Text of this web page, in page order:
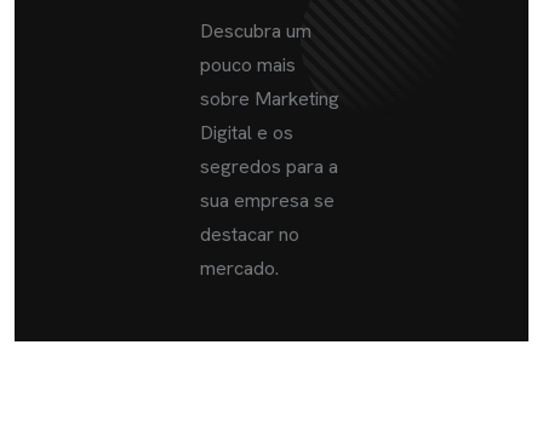
Descubra um
pouco mais
sobre Marketing
Digital e os
segredos para a
sua empresa se
destacar no
mercado.